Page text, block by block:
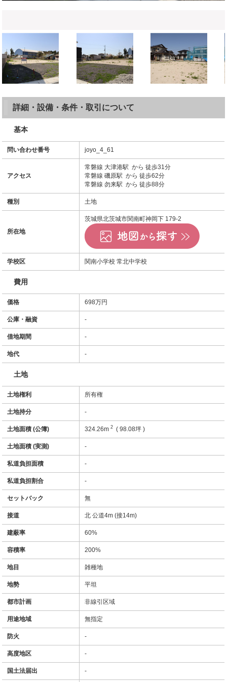
詳細・設備・条件・取引について
基本
問い合わせ番号 joyo_4_61
アクセス
常磐線 大津港駅 から 徒歩31分
常磐線 磯原駅 から 徒歩62分
常磐線 勿来駅 から 徒歩88分
種別 土地
所在地
茨城県北茨城市関南町神岡下 179-2
学校区 関南小学校 常北中学校
費用
価格 698万円
公庫・融資 -
借地期間 -
地代 -
土地
土地権利 所有権
土地持分 -
土地面積 (公簿) 324.26m2 ( 98.08坪 )
土地面積 (実測) -
私道負担面積 -
私道負担割合 -
セットバック 無
接道 北 公道4m (接14m)
建蔽率 60%
容積率 200%
地目 雑種地
地勢 平坦
都市計画 非線引区域
用途地域 無指定
防火 -
高度地区 -
国土法届出 -